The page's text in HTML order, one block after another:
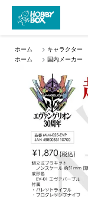
ホーム > キャラクター
ホーム
> 国内メーカー